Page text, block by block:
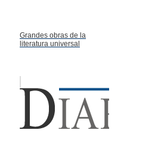
Grandes obras de la
literatura universal